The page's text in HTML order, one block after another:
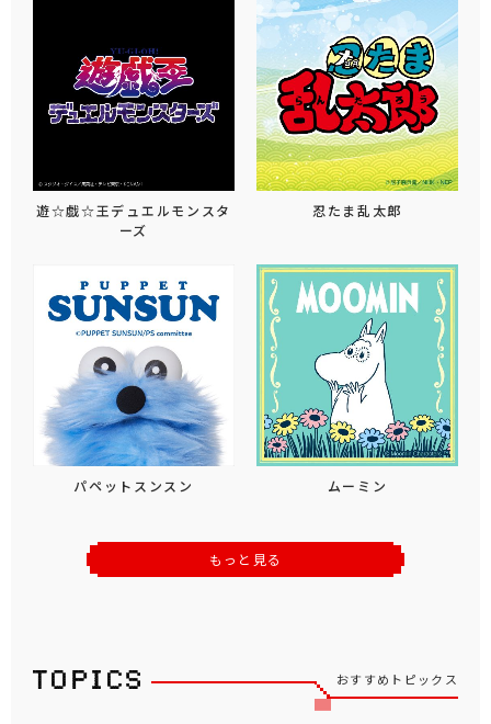
遊☆戯☆王デュエルモンスタ
ーズ
忍たま乱太郎
パペットスンスン ムーミン
もっと見る
おすすめトピックス